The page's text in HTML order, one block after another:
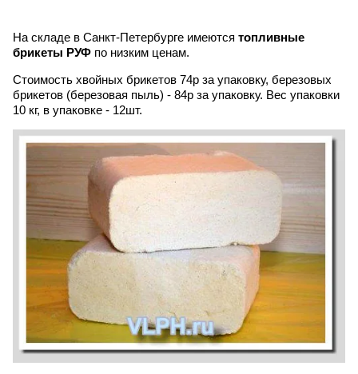
На складе в Санкт-Петербурге имеются топливные
брикеты РУФ по низким ценам.
Стоимость хвойных брикетов 74р за упаковку, березовых
брикетов (березовая пыль) - 84р за упаковку. Вес упаковки
10 кг, в упаковке - 12шт.